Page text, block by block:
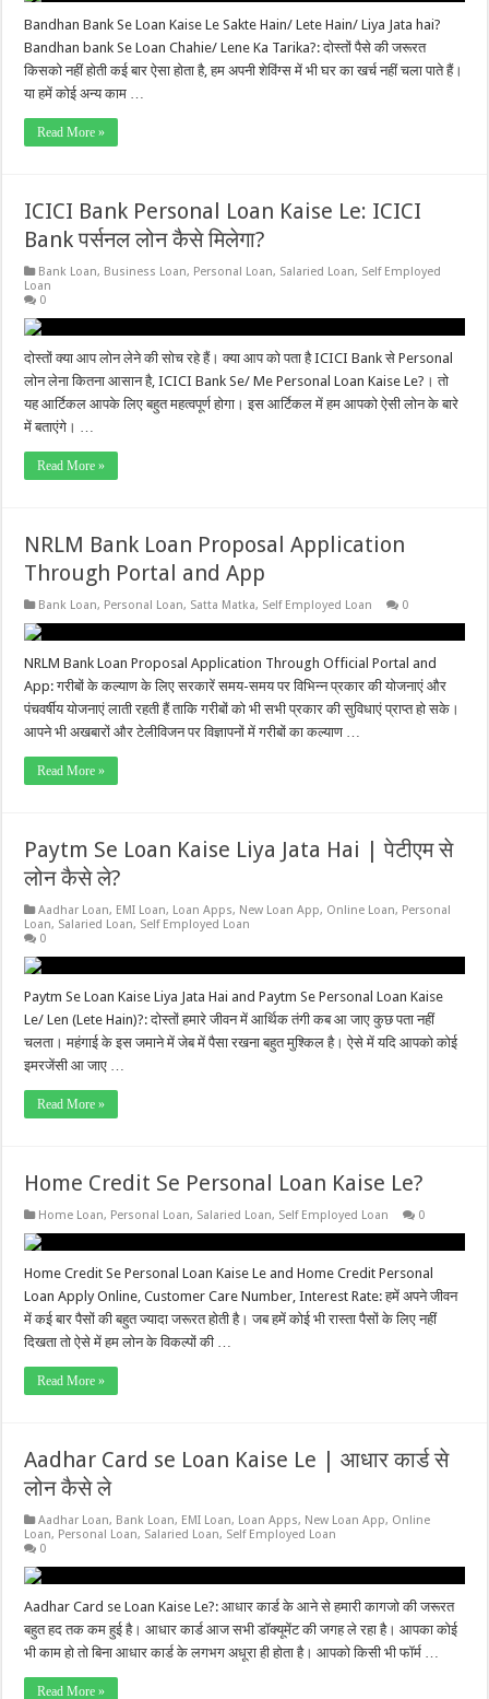
Bandhan Bank Se Loan Kaise Le Sakte Hain/ Lete Hain/ Liya Jata hai?
Bandhan bank Se Loan Chahie/ Lene Ka Tarika?: दोस्तों पैसे की जरूरत
किसको नहीं होती कई बार ऐसा होता है, हम अपनी शेविंग्स में भी घर का खर्च नहीं चला पाते हैं।
या हमें कोई अन्य काम …
Read More »
ICICI Bank Personal Loan Kaise Le: ICICI
Bank पर्सनल लोन कैसे मिलेगा?
Bank Loan, Business Loan, Personal Loan, Salaried Loan, Self Employed
Loan
0
दोस्तों क्या आप लोन लेने की सोच रहे हैं। क्या आप को पता है ICICI Bank से Personal
लोन लेना कितना आसान है, ICICI Bank Se/ Me Personal Loan Kaise Le?। तो
यह आर्टिकल आपके लिए बहुत महत्वपूर्ण होगा। इस आर्टिकल में हम आपको ऐसी लोन के बारे
में बताएंगे। …
Read More »
NRLM Bank Loan Proposal Application
Through Portal and App
Bank Loan, Personal Loan, Satta Matka, Self Employed Loan 0
NRLM Bank Loan Proposal Application Through Official Portal and
App: गरीबों के कल्याण के लिए सरकारें समय-समय पर विभिन्न प्रकार की योजनाएं और
पंचवर्षीय योजनाएं लाती रहती हैं ताकि गरीबों को भी सभी प्रकार की सुविधाएं प्राप्त हो सके।
आपने भी अखबारों और टेलीविजन पर विज्ञापनों में गरीबों का कल्याण …
Read More »
Paytm Se Loan Kaise Liya Jata Hai | पेटीएम से
लोन कैसे ले?
Aadhar Loan, EMI Loan, Loan Apps, New Loan App, Online Loan, Personal
Loan, Salaried Loan, Self Employed Loan
0
Paytm Se Loan Kaise Liya Jata Hai and Paytm Se Personal Loan Kaise
Le/ Len (Lete Hain)?: दोस्तों हमारे जीवन में आर्थिक तंगी कब आ जाए कुछ पता नहीं
चलता। महंगाई के इस जमाने में जेब में पैसा रखना बहुत मुश्किल है। ऐसे में यदि आपको कोई
इमरजेंसी आ जाए …
Read More »
Home Credit Se Personal Loan Kaise Le?
Home Loan, Personal Loan, Salaried Loan, Self Employed Loan 0
Home Credit Se Personal Loan Kaise Le and Home Credit Personal
Loan Apply Online, Customer Care Number, Interest Rate: हमें अपने जीवन
में कई बार पैसों की बहुत ज्यादा जरूरत होती है। जब हमें कोई भी रास्ता पैसों के लिए नहीं
दिखता तो ऐसे में हम लोन के विकल्पों की …
Read More »
Aadhar Card se Loan Kaise Le | आधार कार्ड से
लोन कैसे ले
Aadhar Loan, Bank Loan, EMI Loan, Loan Apps, New Loan App, Online
Loan, Personal Loan, Salaried Loan, Self Employed Loan
0
Aadhar Card se Loan Kaise Le?: आधार कार्ड के आने से हमारी कागजो की जरूरत
बहुत हद तक कम हुई है। आधार कार्ड आज सभी डॉक्यूमेंट की जगह ले रहा है। आपका कोई
भी काम हो तो बिना आधार कार्ड के लगभग अधूरा ही होता है। आपको किसी भी फॉर्म …
Read More »